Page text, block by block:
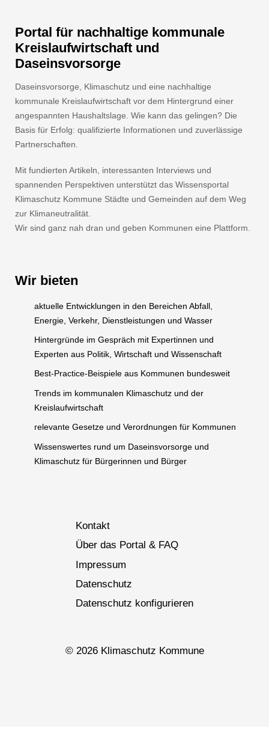
Portal für nachhaltige kommunale
Kreislaufwirtschaft und
Daseinsvorsorge
Daseinsvorsorge, Klimaschutz und eine nachhaltige
kommunale Kreislaufwirtschaft vor dem Hintergrund einer
angespannten Haushaltslage. Wie kann das gelingen? Die
Basis für Erfolg: qualifizierte Informationen und zuverlässige
Partnerschaften.
Mit fundierten Artikeln, interessanten Interviews und
spannenden Perspektiven unterstützt das Wissensportal
Klimaschutz Kommune Städte und Gemeinden auf dem Weg
zur Klimaneutralität.
Wir sind ganz nah dran und geben Kommunen eine Plattform.
Wir bieten
aktuelle Entwicklungen in den Bereichen Abfall,
Energie, Verkehr, Dienstleistungen und Wasser
Hintergründe im Gespräch mit Expertinnen und
Experten aus Politik, Wirtschaft und Wissenschaft
Best-Practice-Beispiele aus Kommunen bundesweit
Trends im kommunalen Klimaschutz und der
Kreislaufwirtschaft
relevante Gesetze und Verordnungen für Kommunen
Wissenswertes rund um Daseinsvorsorge und
Klimaschutz für Bürgerinnen und Bürger
Kontakt
Über das Portal & FAQ
Impressum
Datenschutz
Datenschutz konfigurieren
© 2026 Klimaschutz Kommune